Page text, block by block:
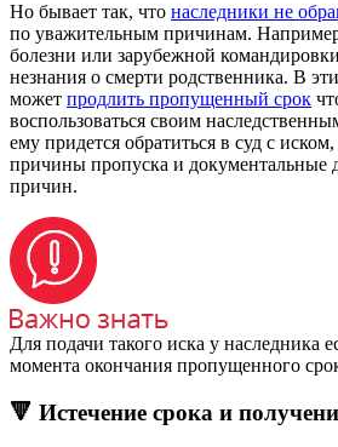
Но бывает так, что наследники не
по уважительным причинам.
болезни или зарубежной
незнания о смерти родственника. В
может продлить пропущенный срок
воспользоваться своим
ему придется обратиться в суд с
причины пропуска и документальные
причин.
Для подачи такого иска у наследника
момента окончания пропущенного
🔻 Истечение срока и